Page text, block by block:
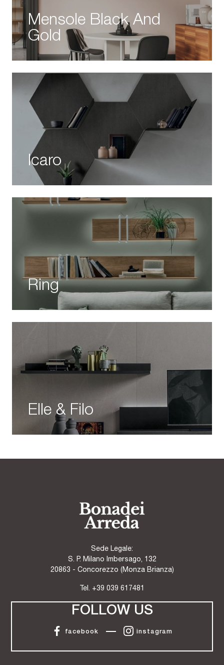
Mensole Black And
Gold
Icaro
Ring
Elle & Filo
Sede Legale:
S. P. Milano Imbersago, 132
20863 - Concorezzo (Monza Brianza)
Tel. +39 039 617481
FOLLOW US
facebook instagram